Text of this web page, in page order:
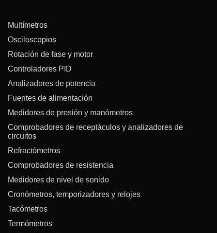
Multímetros
Osciloscopios
Rotación de fase y motor
Controladores PID
Analizadores de potencia
Fuentes de alimentación
Medidores de presión y manómetros
Comprobadores de receptáculos y analizadores de
circuitos
Refractómetros
Comprobadores de resistencia
Medidores de nivel de sonido
Cronómetros, temporizadores y relojes
Tacómetros
Termómetros